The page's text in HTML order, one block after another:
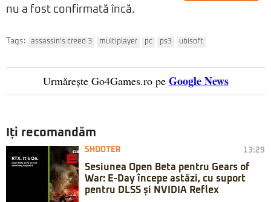
nu a fost confirmată încă.
Tags: assassin's creed 3 multiplayer pc ps3 ubisoft
Urmărește Go4Games.ro pe Google News
Iți recomandăm
SHOOTER 13:29
Sesiunea Open Beta pentru Gears of
War: E-Day începe astăzi, cu suport
pentru DLSS și NVIDIA Reflex